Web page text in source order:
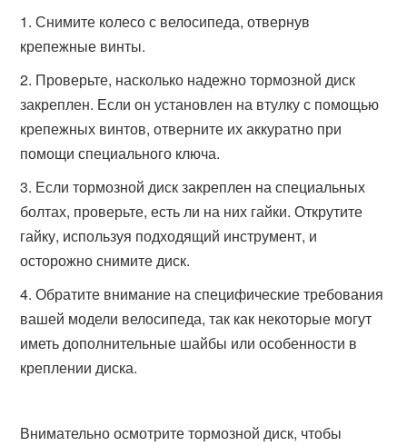
Снимите колесо с велосипеда, отвернув
крепежные винты.
Проверьте, насколько надежно тормозной диск
закреплен. Если он установлен на втулку с помощью
крепежных винтов, отверните их аккуратно при
помощи специального ключа.
Если тормозной диск закреплен на специальных
болтах, проверьте, есть ли на них гайки. Открутите
гайку, используя подходящий инструмент, и
осторожно снимите диск.
Обратите внимание на специфические требования
вашей модели велосипеда, так как некоторые могут
иметь дополнительные шайбы или особенности в
креплении диска.
Внимательно осмотрите тормозной диск, чтобы